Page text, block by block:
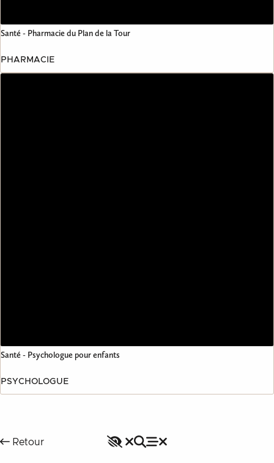
Santé - Pharmacie du Plan de la Tour
PHARMACIE
Santé - Psychologue pour enfants
PSYCHOLOGUE
Retour
Accessibilité
Rechercher